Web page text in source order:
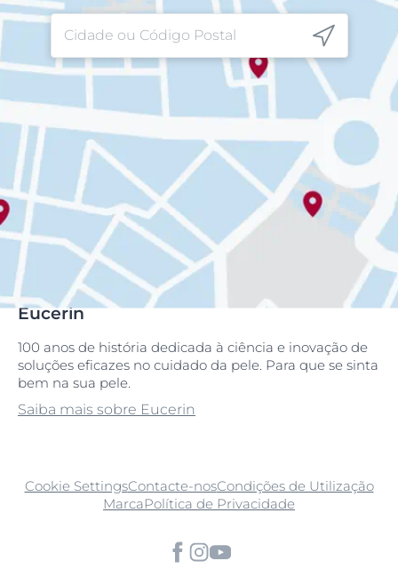
Eucerin
100 anos de história dedicada à ciência e inovação de
soluções eficazes no cuidado da pele. Para que se sinta
bem na sua pele.
Saiba mais sobre Eucerin
Cookie SettingsContacte-nosCondições de Utilização
MarcaPolítica de Privacidade